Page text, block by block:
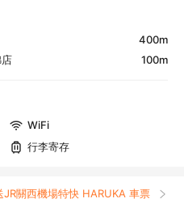
400m
100m
WiFi
行李寄存
JR關西機場特快 HARUKA 車票